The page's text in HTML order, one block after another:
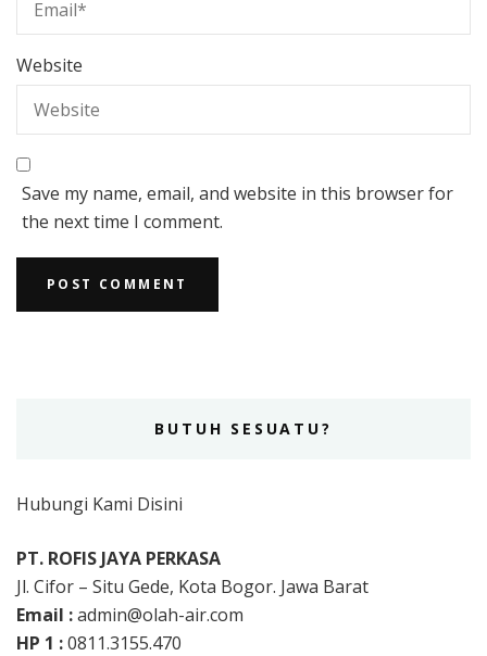
Website
Save my name, email, and website in this browser for
the next time I comment.
BUTUH SESUATU?
Hubungi Kami Disini
PT. ROFIS JAYA PERKASA
Jl. Cifor – Situ Gede, Kota Bogor. Jawa Barat
Email :admin@olah-air.com
HP 1 :0811.3155.470